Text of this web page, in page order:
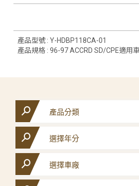
產品型號 : Y-HDBP118CA-01
產品規格 : 96-97 ACCRD SD/CPE適用